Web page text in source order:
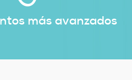
más avanzados